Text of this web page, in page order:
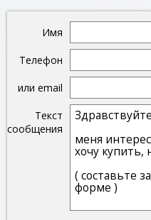
Имя
Телефон
или email
Текст
сообщения